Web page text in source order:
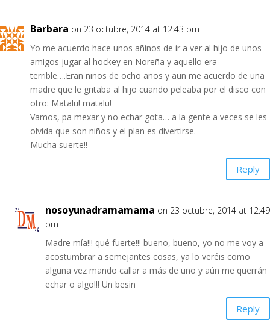
Barbara on 23 octubre, 2014 at 12:43 pm
Yo me acuerdo hace unos añinos de ir a ver al hijo de unos
amigos jugar al hockey en Noreña y aquello era
terrible….Eran niños de ocho años y aun me acuerdo de una
madre que le gritaba al hijo cuando peleaba por el disco con
otro: Matalu! matalu!
Vamos, pa mexar y no echar gota… a la gente a veces se les
olvida que son niños y el plan es divertirse.
Mucha suerte!!
Reply
nosoyunadramamama on 23 octubre, 2014 at 12:49
pm
Madre mía!!! qué fuerte!!! bueno, bueno, yo no me voy a
acostumbrar a semejantes cosas, ya lo veréis como
alguna vez mando callar a más de uno y aún me querrán
echar o algo!!! Un besin
Reply